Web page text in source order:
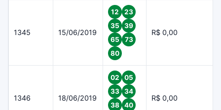
1345 15/06/2019
12
23
35
39
65
73
80
R$ 0,00
1346 18/06/2019
02
05
33
34
38
40
R$ 0,00